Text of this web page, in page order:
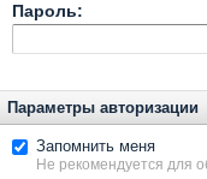
Пароль:
Параметры авторизации
Запомнить меня
Не рекомендуется для